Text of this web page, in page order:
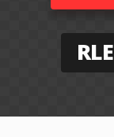
RLE